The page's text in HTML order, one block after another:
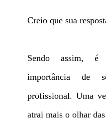
Creio que sua
Sendo assim,
importância de
profissional. Uma
atrai mais o olhar das